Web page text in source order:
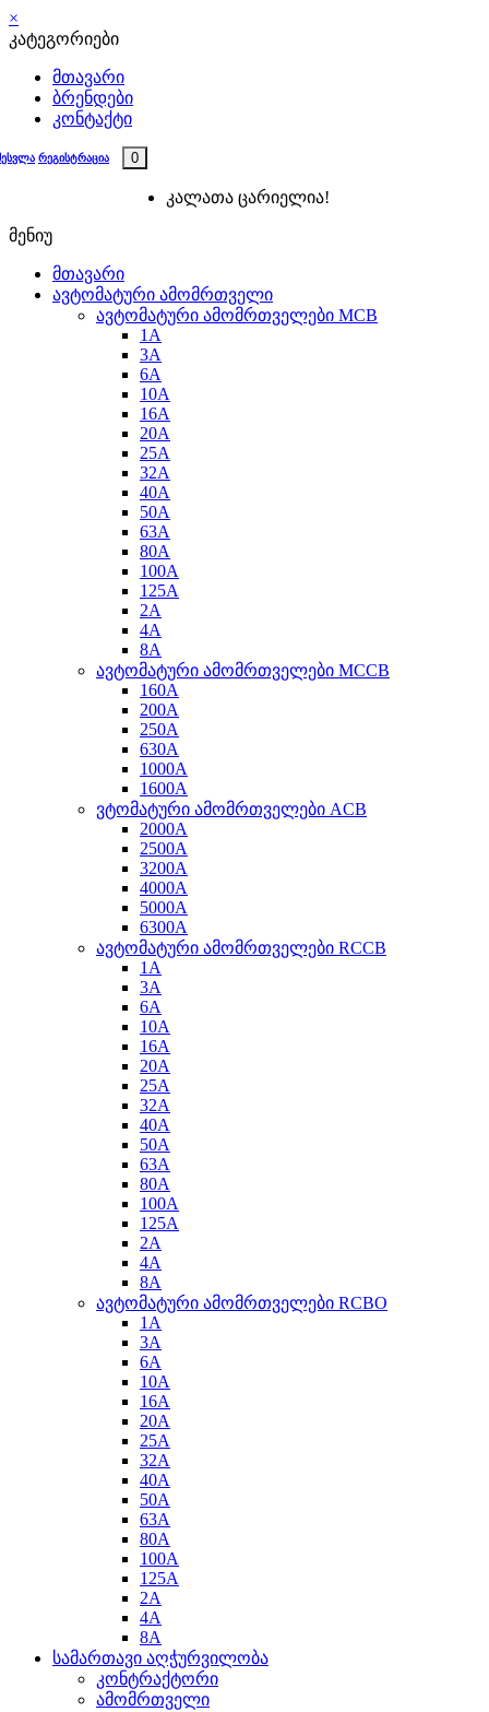
×
კატეგორიები
მთავარი
ბრენდები
კონტაქტი
რეგისტრაცია 0
კალათა ცარიელია!
მენიუ
მთავარი
ავტომატური ამომრთველი
ავტომატური ამომრთველები MCB
1A
3A
6A
10A
16A
20A
25А
32A
40A
50A
63A
80A
100A
125A
2A
4A
8A
ავტომატური ამომრთველები MCCB
160A
200A
250A
630A
1000A
1600A
ვტომატური ამომრთველები ACB
2000A
2500A
3200A
4000A
5000A
6300A
ავტომატური ამომრთველები RCCB
1A
3A
6A
10A
16A
20A
25A
32A
40A
50A
63A
80A
100A
125A
2A
4A
8A
ავტომატური ამომრთველები RCBO
1A
3A
6A
10A
16A
20A
25A
32A
40A
50A
63A
80A
100A
125A
2A
4A
8A
სამართავი აღჭურვილობა
კონტრაქტორი
ამომრთველი